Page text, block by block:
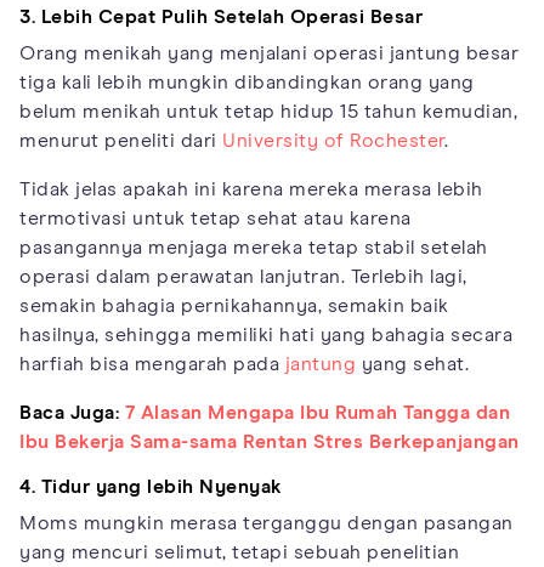
3. Lebih Cepat Pulih Setelah Operasi Besar
Orang menikah yang menjalani operasi jantung besar
tiga kali lebih mungkin dibandingkan orang yang
belum menikah untuk tetap hidup 15 tahun kemudian,
menurut peneliti dari University of Rochester.
Tidak jelas apakah ini karena mereka merasa lebih
termotivasi untuk tetap sehat atau karena
pasangannya menjaga mereka tetap stabil setelah
operasi dalam perawatan lanjutran. Terlebih lagi,
semakin bahagia pernikahannya, semakin baik
hasilnya, sehingga memiliki hati yang bahagia secara
harfiah bisa mengarah pada jantung yang sehat.
Baca Juga: 7 Alasan Mengapa Ibu Rumah Tangga dan
Ibu Bekerja Sama-sama Rentan Stres Berkepanjangan
4. Tidur yang lebih Nyenyak
Moms mungkin merasa terganggu dengan pasangan
yang mencuri selimut, tetapi sebuah penelitian